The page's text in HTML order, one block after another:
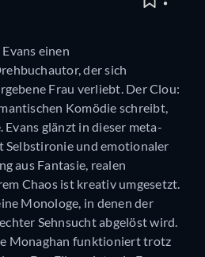
einen
der sich
Frau verliebt. Der Clou:
Komödie schreibt,
glänzt in dieser meta-
Selbstironie und emotionaler
aus Fantasie, realen
Chaos ist kreativ umgesetzt.
Monologe, in denen der
Sehnsucht abgelöst wird.
Monaghan funktioniert trotz